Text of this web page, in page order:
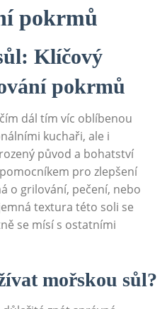
pokrmů
Klíčový
pokrmů
dál tím víc oblíbenou
kuchaři, ale i
původ a bohatství
pro zlepšení
o grilování, pečení, nebo
textura této soli se
se mísí s ostatními
mořskou sůl?